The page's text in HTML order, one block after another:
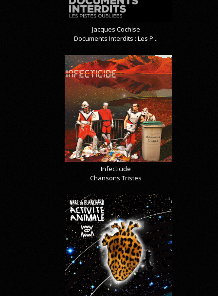
Jacques Cochise
Documents Interdits : Les P...
Infecticide
Chansons Tristes